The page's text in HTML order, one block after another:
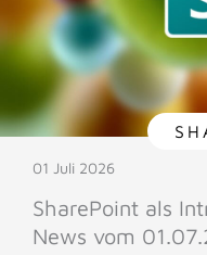
01 Juli 2026
SharePoint als
News vom